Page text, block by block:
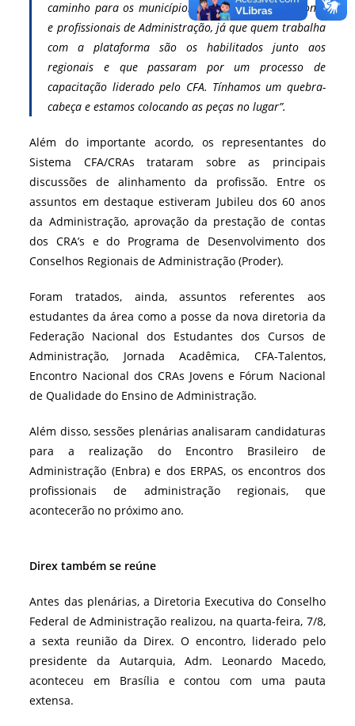
caminho para os municípios terem gestão profissional
e profissionais de Administração, já que quem trabalha
com a plataforma são os habilitados junto aos
regionais e que passaram por um processo de
capacitação liderado pelo CFA. Tínhamos um quebra-
cabeça e estamos colocando as peças no lugar”.
Além do importante acordo, os representantes do
Sistema CFA/CRAs trataram sobre as principais
discussões de alinhamento da profissão. Entre os
assuntos em destaque estiveram Jubileu dos 60 anos
da Administração, aprovação da prestação de contas
dos CRA’s e do Programa de Desenvolvimento dos
Conselhos Regionais de Administração (Proder).
Foram tratados, ainda, assuntos referentes aos
estudantes da área como a posse da nova diretoria da
Federação Nacional dos Estudantes dos Cursos de
Administração, Jornada Acadêmica, CFA-Talentos,
Encontro Nacional dos CRAs Jovens e Fórum Nacional
de Qualidade do Ensino de Administração.
Além disso, sessões plenárias analisaram candidaturas
para a realização do Encontro Brasileiro de
Administração (Enbra) e dos ERPAS, os encontros dos
profissionais de administração regionais, que
acontecerão no próximo ano.
Direx também se reúne
Antes das plenárias, a Diretoria Executiva do Conselho
Federal de Administração realizou, na quarta-feira, 7/8,
a sexta reunião da Direx. O encontro, liderado pelo
presidente da Autarquia, Adm. Leonardo Macedo,
aconteceu em Brasília e contou com uma pauta
extensa.